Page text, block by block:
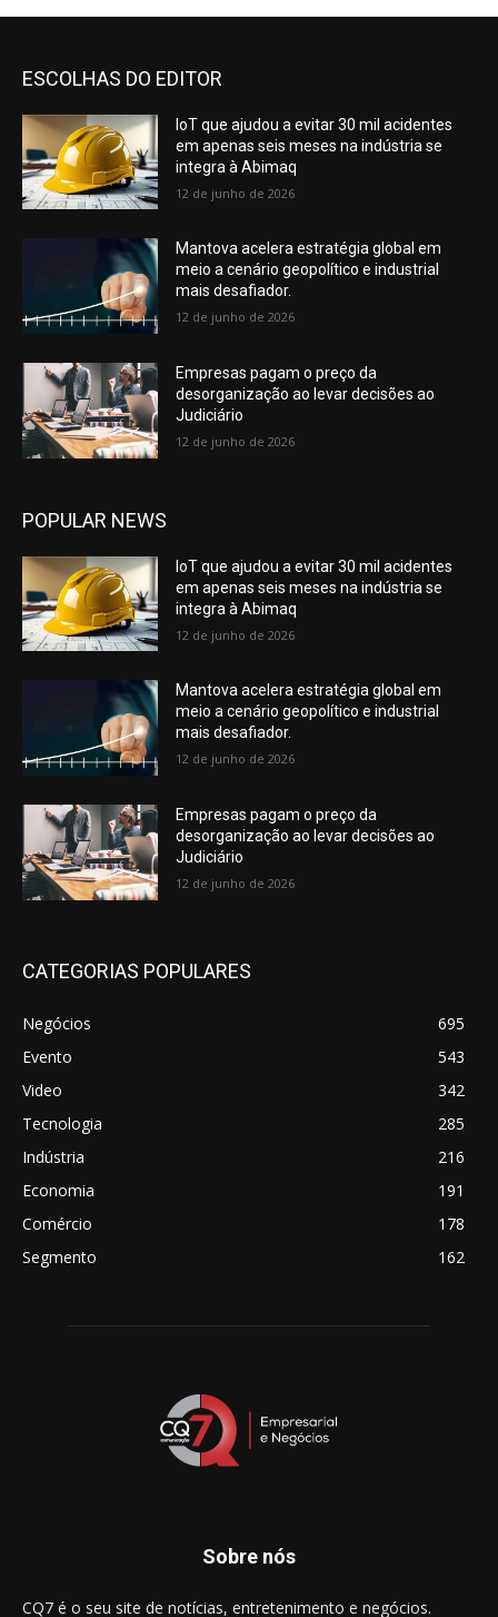
ESCOLHAS DO EDITOR
IoT que ajudou a evitar 30 mil acidentes
em apenas seis meses na indústria se
integra à Abimaq
12 de junho de 2026
Mantova acelera estratégia global em
meio a cenário geopolítico e industrial
mais desafiador.
12 de junho de 2026
Empresas pagam o preço da
desorganização ao levar decisões ao
Judiciário
12 de junho de 2026
POPULAR NEWS
IoT que ajudou a evitar 30 mil acidentes
em apenas seis meses na indústria se
integra à Abimaq
12 de junho de 2026
Mantova acelera estratégia global em
meio a cenário geopolítico e industrial
mais desafiador.
12 de junho de 2026
Empresas pagam o preço da
desorganização ao levar decisões ao
Judiciário
12 de junho de 2026
CATEGORIAS POPULARES
Negócios
695
Evento
543
Video
342
Tecnologia
285
Indústria
216
Economia
191
Comércio
178
Segmento
162
Sobre nós
CQ7 é o seu site de notícias, entretenimento e negócios.